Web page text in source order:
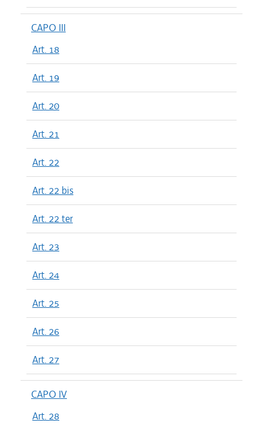
CAPO III
Art. 18
Art. 19
Art. 20
Art. 21
Art. 22
Art. 22 bis
Art. 22 ter
Art. 23
Art. 24
Art. 25
Art. 26
Art. 27
CAPO IV
Art. 28